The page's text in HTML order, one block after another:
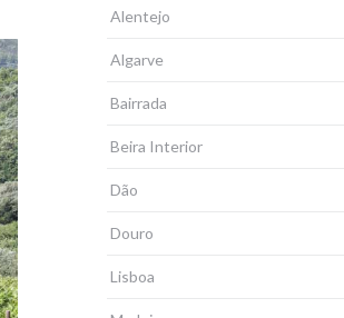
Alentejo
Algarve
Bairrada
Beira Interior
Dão
Douro
Lisboa